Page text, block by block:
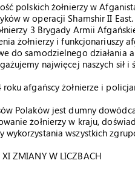
polskich żołnierzy w
w operacji Shamshir II
3 Brygady Armii
żołnierzy i funkcjonariuszy
do samodzielnego działania
najwięcej naszych sił i
roku afgańscy żołnierze i
Polaków jest dumny
żołnierzy w kraju,
wykorzystania wszystkich
ZMIANY W LICZBACH